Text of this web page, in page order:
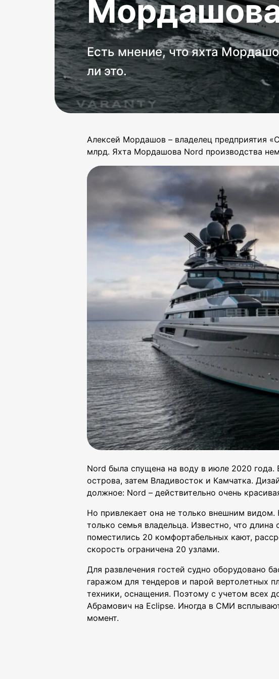
Есть мнение, что яхта
ли это.
Алексей Мордашов – владелец предприятия
млрд. Яхта Мордашова Nord производства
Nord была спущена на воду в июле 2020 года.
острова, затем Владивосток и Камчатка.
должное: Nord – действительно очень
Но привлекает она не только внешним видом.
только семья владельца. Известно, что
поместились 20 комфортабельных кают,
скорость ограничена 20 узлами.
Для развлечения гостей судно оборудовано
гаражом для тендеров и парой вертолетных
техники, оснащения. Поэтому с учетом всех
Абрамович на Eclipse. Иногда в СМИ
момент.